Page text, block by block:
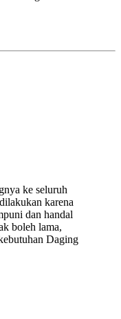
ke seluruh
karena
dan handal
boleh lama,
Daging